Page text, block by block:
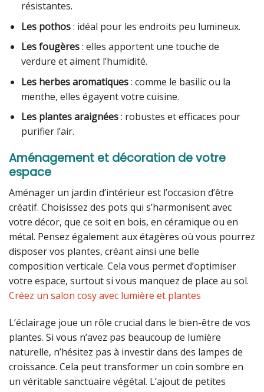
résistantes.
Les pothos: idéal pour les endroits peu lumineux.
Les fougères: elles apportent une touche de
verdure et aiment l’humidité.
Les herbes aromatiques: comme le basilic ou la
menthe, elles égayent votre cuisine.
Les plantes araignées: robustes et efficaces pour
purifier l’air.
Aménagement et décoration de votre
espace
Aménager un jardin d’intérieur est l’occasion d’être
créatif. Choisissez des pots qui s’harmonisent avec
votre décor, que ce soit en bois, en céramique ou en
métal. Pensez également aux étagères où vous pourrez
disposer vos plantes, créant ainsi une belle
composition verticale. Cela vous permet d’optimiser
votre espace, surtout si vous manquez de place au sol.
Créez un salon cosy avec lumière et plantes
L’éclairage joue un rôle crucial dans le bien-être de vos
plantes. Si vous n’avez pas beaucoup de lumière
naturelle, n’hésitez pas à investir dans des lampes de
croissance. Cela peut transformer un coin sombre en
un véritable sanctuaire végétal. L’ajout de petites